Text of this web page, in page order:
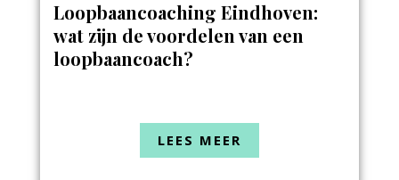
Loopbaancoaching Eindhoven:
wat zijn de voordelen van een
loopbaancoach?
LEES MEER